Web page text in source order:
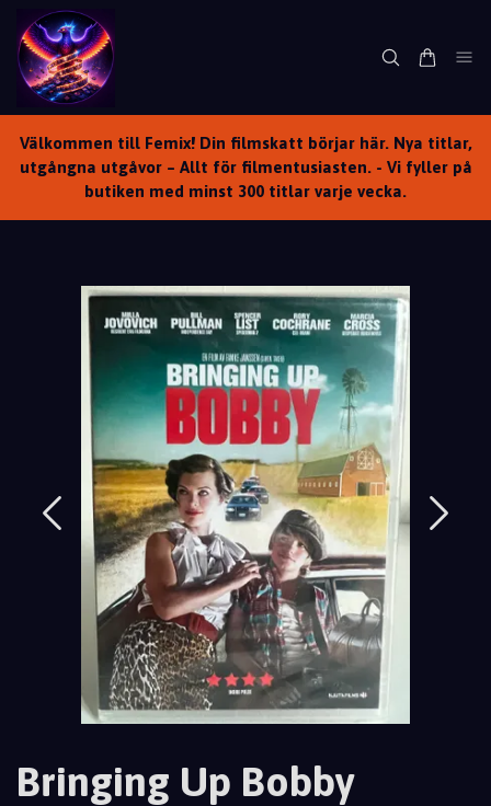
Välkommen till Femix! Din filmskatt börjar här. Nya titlar,
utgångna utgåvor – Allt för filmentusiasten. - Vi fyller på
butiken med minst 300 titlar varje vecka.
Bringing Up Bobby